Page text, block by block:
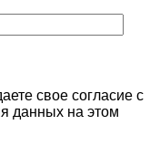
свое согласие с
данных на этом